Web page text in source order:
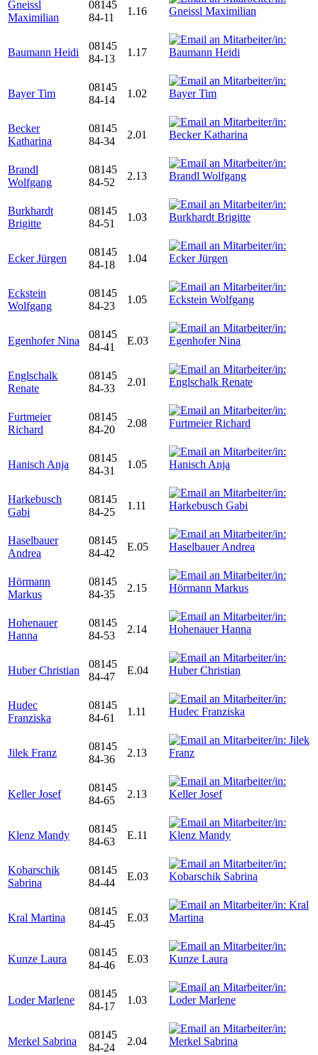
Gneissl
Maximilian
08145
84-11
1.16
Baumann Heidi
08145
84-13
1.17
Bayer Tim
08145
84-14
1.02
Becker
Katharina
08145
84-34
2.01
Brandl
Wolfgang
08145
84-52
2.13
Burkhardt
Brigitte
08145
84-51
1.03
Ecker Jürgen
08145
84-18
1.04
Eckstein
Wolfgang
08145
84-23
1.05
Egenhofer Nina
08145
84-41
E.03
Englschalk
Renate
08145
84-33
2.01
Furtmeier
Richard
08145
84-20
2.08
Hanisch Anja
08145
84-31
1.05
Harkebusch
Gabi
08145
84-25
1.11
Haselbauer
Andrea
08145
84-42
E.05
Hörmann
Markus
08145
84-35
2.15
Hohenauer
Hanna
08145
84-53
2.14
Huber Christian
08145
84-47
E.04
Hudec
Franziska
08145
84-61
1.11
Jilek Franz
08145
84-36
2.13
Keller Josef
08145
84-65
2.13
Klenz Mandy
08145
84-63
E.11
Kobarschik
Sabrina
08145
84-44
E.03
Kral Martina
08145
84-45
E.03
Kunze Laura
08145
84-46
E.03
Loder Marlene
08145
84-17
1.03
Merkel Sabrina
08145
84-24
2.04